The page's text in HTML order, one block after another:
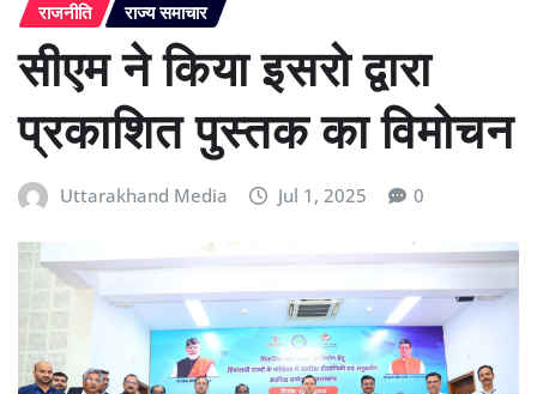
राजनीति राज्य समाचार
सीएम ने किया इसरो द्वारा
प्रकाशित पुस्तक का विमोचन
Uttarakhand Media Jul 1, 2025 0